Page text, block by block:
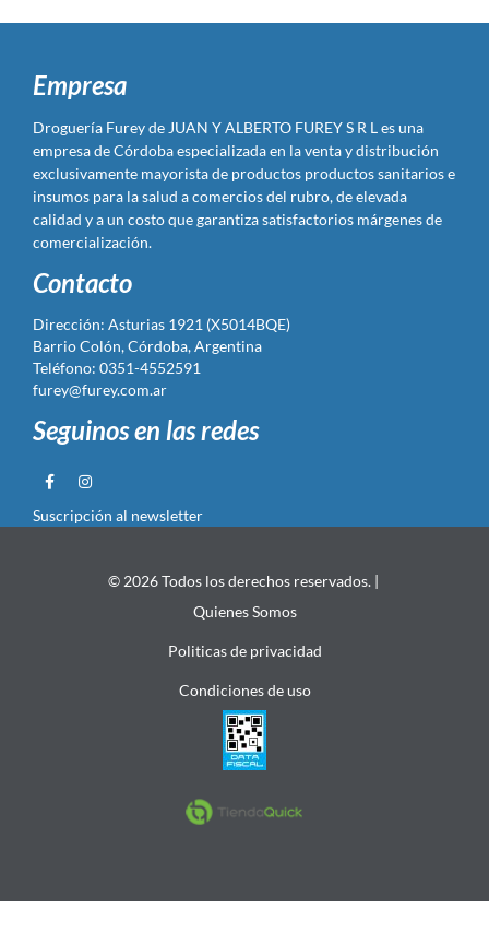
Empresa
Droguería Furey de JUAN Y ALBERTO FUREY S R L es una
empresa de Córdoba especializada en la venta y distribución
exclusivamente mayorista de productos productos sanitarios e
insumos para la salud a comercios del rubro, de elevada
calidad y a un costo que garantiza satisfactorios márgenes de
comercialización.
Contacto
Dirección: Asturias 1921 (X5014BQE)
Barrio Colón, Córdoba, Argentina
Teléfono: 0351-4552591
furey@furey.com.ar
Seguinos en las redes
Suscripción al newsletter
© 2026 Todos los derechos reservados. |
Quienes Somos
Politicas de privacidad
Condiciones de uso